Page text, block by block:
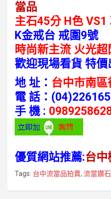
當品
主石45分 H色 VS1
K金戒台 戒圍9號
時尚新主流 火光超
歡迎現場看貨 特價
地 址： 台中市南
電 話：
手 機 :
優質網站推薦:台中
Tags: 台中流當品拍賣, 流當鑽